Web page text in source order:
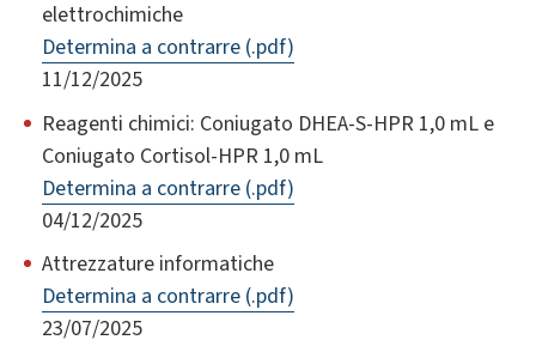
elettrochimiche
Determina a contrarre (.pdf)
11/12/2025
Reagenti chimici: Coniugato DHEA-S-HPR 1,0 mL e
Coniugato Cortisol-HPR 1,0 mL
Determina a contrarre (.pdf)
04/12/2025
Attrezzature informatiche
Determina a contrarre (.pdf)
23/07/2025